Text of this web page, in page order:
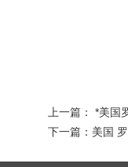
上一篇： *美国
下一篇： 美国